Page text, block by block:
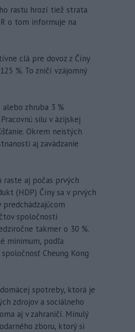
rastu hrozí tiež strata
o tom informuje na
clá pre dovoz z Číny
%. To zničí vzájomný
zhruba 3 %
silu v ázijskej
Okrem neistých
aj zavádzanie
aj počas prvých
(HDP) Číny sa v prvých
spoločnosti
takmer o 30 %.
minimum, podľa
Cheung Kong
spotreby, ktorá je
zdrojov a sociálneho
aj v zahraničí. Minulý
zboru, ktorý si